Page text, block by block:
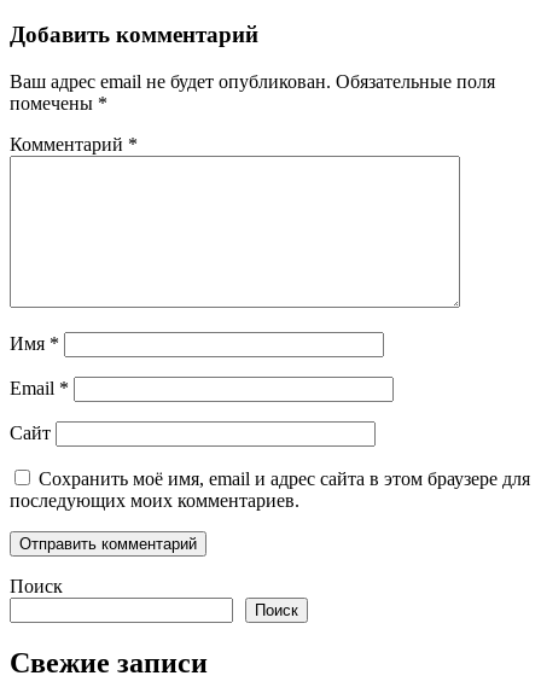
Добавить комментарий
Ваш адрес email не будет опубликован. Обязательные поля
помечены *
Комментарий *
Имя *
Email *
Сайт
Сохранить моё имя, email и адрес сайта в этом браузере для
последующих моих комментариев.
Поиск
Поиск
Свежие записи